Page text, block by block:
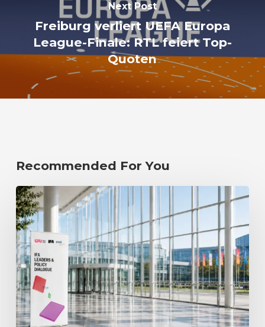
Next Post
Freiburg verliert UEFA Europa
League-Finale: RTL feiert Top-
Quoten
Recommended For You